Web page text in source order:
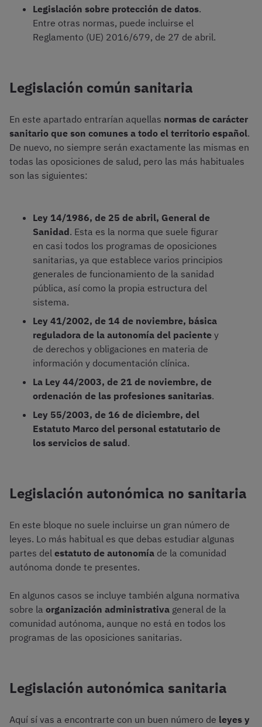
Legislación sobre protección de datos.
Entre otras normas, puede incluirse el
Reglamento (UE) 2016/679, de 27 de abril.
Legislación común sanitaria
En este apartado entrarían aquellas normas de carácter
sanitario que son comunes a todo el territorio español.
De nuevo, no siempre serán exactamente las mismas en
todas las oposiciones de salud, pero las más habituales
son las siguientes:
Ley 14/1986, de 25 de abril, General de
Sanidad. Esta es la norma que suele figurar
en casi todos los programas de oposiciones
sanitarias, ya que establece varios principios
generales de funcionamiento de la sanidad
pública, así como la propia estructura del
sistema.
Ley 41/2002, de 14 de noviembre, básica
reguladora de la autonomía del paciente y
de derechos y obligaciones en materia de
información y documentación clínica.
La Ley 44/2003, de 21 de noviembre, de
ordenación de las profesiones sanitarias.
Ley 55/2003, de 16 de diciembre, del
Estatuto Marco del personal estatutario de
los servicios de salud.
Legislación autonómica no sanitaria
En este bloque no suele incluirse un gran número de
leyes. Lo más habitual es que debas estudiar algunas
partes del estatuto de autonomía de la comunidad
autónoma donde te presentes.
En algunos casos se incluye también alguna normativa
sobre la organización administrativa general de la
comunidad autónoma, aunque no está en todos los
programas de las oposiciones sanitarias.
Legislación autonómica sanitaria
Aquí sí vas a encontrarte con un buen número de leyes y